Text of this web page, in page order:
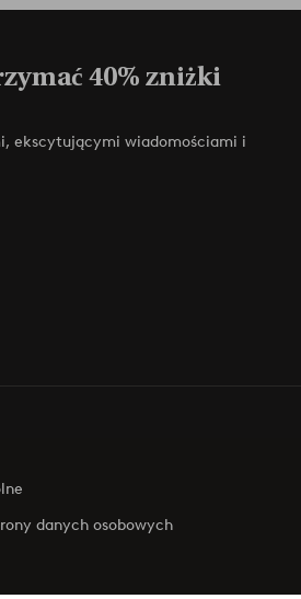
40% zniżki
ekscytującymi wiadomościami i
danych osobowych